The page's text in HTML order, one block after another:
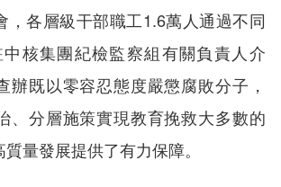
，各層級干部職工1.6萬人通過不同
核集團紀檢監察組有關負責人介
辦既以零容忍態度嚴懲腐敗分子，
、分層施策實現教育挽救大多數的
量發展提供了有力保障。